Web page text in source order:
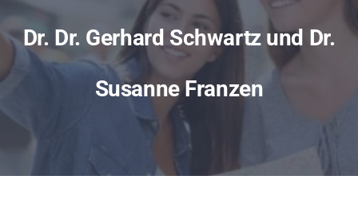
Service
News
Dr. Dr. Gerhard Schwartz und Dr.
Susanne Franzen